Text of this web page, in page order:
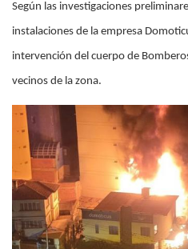
Según las investigaciones
instalaciones de la empresa
intervención del cuerpo de
vecinos de la zona.